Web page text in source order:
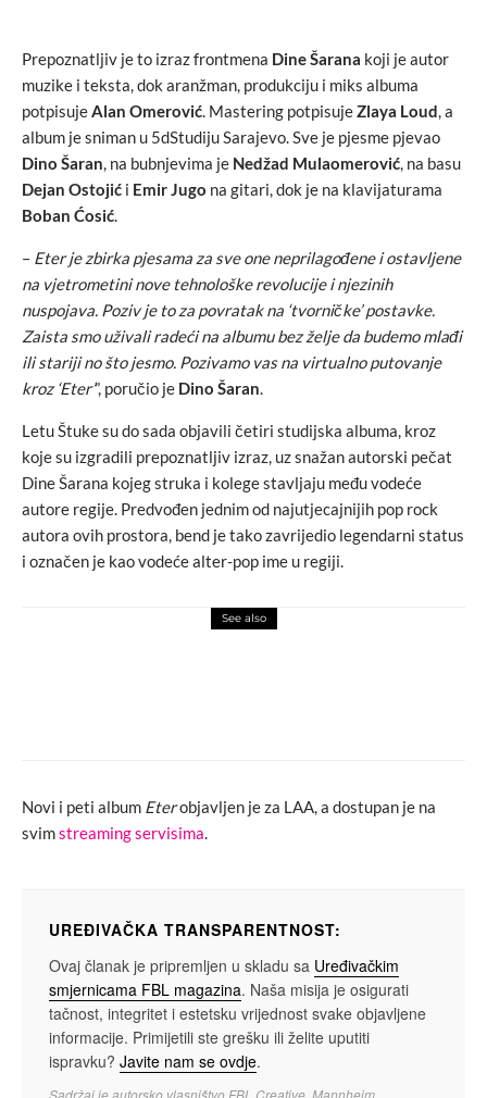
Prepoznatljiv je to izraz frontmena Dine Šarana koji je autor
muzike i teksta, dok aranžman, produkciju i miks albuma
potpisujeAlan Omerović. Mastering potpisujeZlaya Loud, a
album je sniman u 5dStudiju Sarajevo. Sve je pjesme pjevao
Dino Šaran, na bubnjevima je Nedžad Mulaomerović, na basu
Dejan Ostojić i Emir Jugo na gitari, dok je na klavijaturama
Boban Ćosić.
– Eter je zbirka pjesama za sve one neprilagođene i ostavljene
na vjetrometini nove tehnološke revolucije i njezinih
nuspojava. Poziv je to za povratak na ‘tvorničke’ postavke.
Zaista smo uživali radeći na albumu bez želje da budemo mlađi
ili stariji no što jesmo. Pozivamo vas na virtualno putovanje
kroz ‘Eter’”, poručio je Dino Šaran.
Letu Štuke su do sada objavili četiri studijska albuma, kroz
koje su izgradili prepoznatljiv izraz, uz snažan autorski pečat
Dine Šarana kojeg struka i kolege stavljaju među vodeće
autore regije. Predvođen jednim od najutjecajnijih pop rock
autora ovih prostora, bend je tako zavrijedio legendarni status
i označen je kao vodeće alter-pop ime u regiji.
See also
Novi i peti album Eterobjavljen je za LAA, a dostupan je na
svimstreaming servisima.
UREĐIVAČKA TRANSPARENTNOST:
Ovaj članak je pripremljen u skladu sa Uređivačkim
smjernicama FBL magazina. Naša misija je osigurati
tačnost, integritet i estetsku vrijednost svake objavljene
informacije. Primijetili ste grešku ili želite uputiti
ispravku? Javite nam se ovdje.
Sadržaj je autorsko vlasništvo FBL Creative, Mannheim.